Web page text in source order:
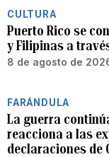
CULTURA
Puerto Rico se
y Filipinas a
8 de agosto de
FARÁNDULA
La guerra
reacciona a las
declaraciones de